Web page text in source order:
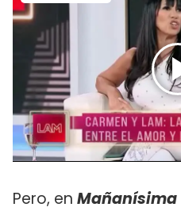
Pero, en Mañanísima